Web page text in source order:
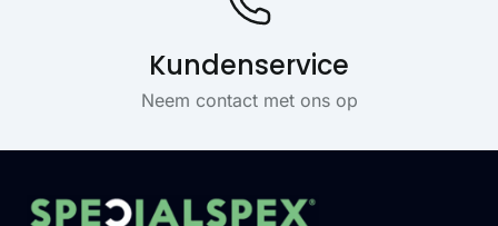
Kundenservice
Neem contact met ons op